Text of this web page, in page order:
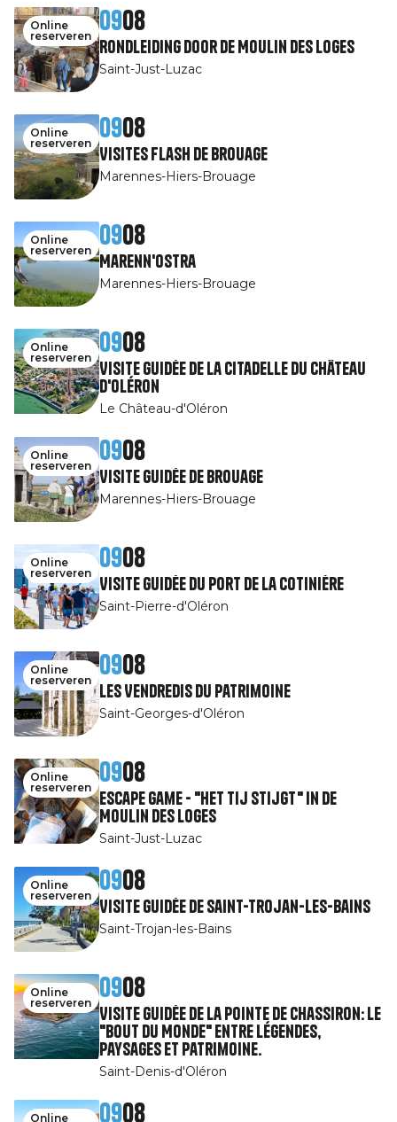
Online
reserveren
0908
Rondleiding door de Moulin des Loges
Saint-Just-Luzac
Online
reserveren
0908
Visites Flash de Brouage
Marennes-Hiers-Brouage
Online
reserveren
0908
Marenn'Ostra
Marennes-Hiers-Brouage
Online
reserveren
0908
Visite guidée de la Citadelle du Château
d'Oléron
Le Château-d'Oléron
Online
reserveren
0908
Visite guidée de Brouage
Marennes-Hiers-Brouage
Online
reserveren
0908
Visite guidée du port de la Cotinière
Saint-Pierre-d'Oléron
Online
reserveren
0908
Les Vendredis du patrimoine
Saint-Georges-d'Oléron
Online
reserveren
0908
Escape Game - "Het tij stijgt" in de
Moulin des Loges
Saint-Just-Luzac
Online
reserveren
0908
Visite guidée de Saint-Trojan-les-Bains
Saint-Trojan-les-Bains
Online
reserveren
0908
Visite guidée de la pointe de Chassiron: le
"Bout du Monde" entre légendes,
paysages et patrimoine.
Saint-Denis-d'Oléron
Online
0908